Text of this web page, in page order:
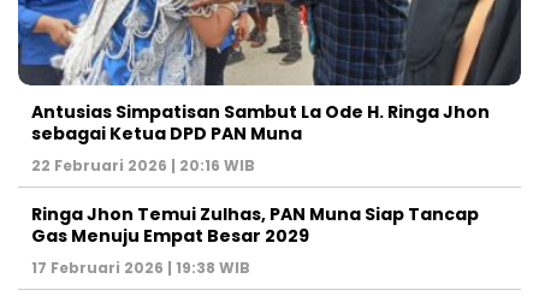
Antusias Simpatisan Sambut La Ode H. Ringa Jhon
sebagai Ketua DPD PAN Muna
22 Februari 2026 | 20:16 WIB
Ringa Jhon Temui Zulhas, PAN Muna Siap Tancap
Gas Menuju Empat Besar 2029
17 Februari 2026 | 19:38 WIB